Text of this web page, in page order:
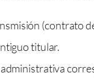
(contrato
titular.